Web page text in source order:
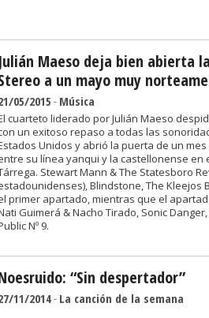
Julián Maeso deja bien abierta
a un mayo muy
05/2015 - Música
cuarteto liderado por Julián Maeso
un exitoso repaso a todas las
Unidos y abrió la puerta de un
su línea yanqui y la castellonense en
Stewart Mann & The Statesboro
Blindstone, The Kleejos
primer apartado, mientras que el
Guimerá & Nacho Tirado, Sonic
Nº 9.
“Sin despertador”
11/2014- La canción de la semana